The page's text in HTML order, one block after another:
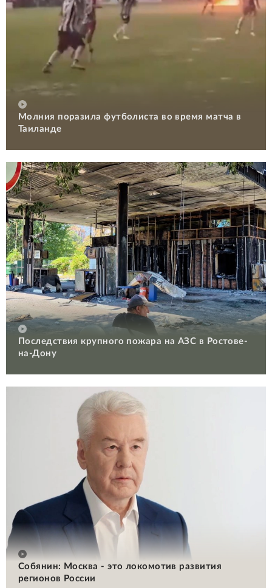
Молния поразила футболиста во время матча в
Таиланде
Последствия крупного пожара на АЗС в Ростове-
на-Дону
Собянин: Москва - это локомотив развития
регионов России